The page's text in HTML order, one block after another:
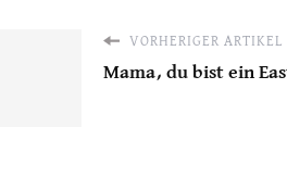
VORHERIGER ARTIKEL
Mama, du bist ein